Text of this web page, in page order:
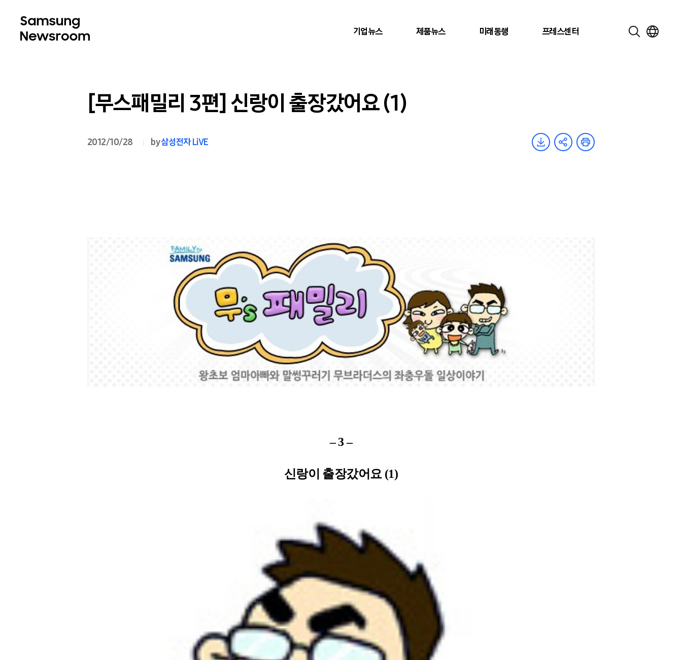
기업뉴스 제품뉴스 미래동행 프레스센터
[무스패밀리 3편] 신랑이 출장갔어요 (1)
2012/10/28 by삼성전자 LiVE
– 3 –
신랑이 출장갔어요 (1)